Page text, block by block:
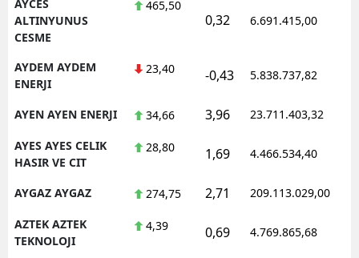
AYCES
ALTINYUNUS
CESME
465,50
0,32 6.691.415,00
AYDEM AYDEM
ENERJI
23,40 -0,43 5.838.737,82
AYEN AYEN ENERJI 34,66 3,96 23.711.403,32
AYES AYES CELIK
HASIR VE CIT
28,80 1,69 4.466.534,40
AYGAZ AYGAZ 274,75 2,71 209.113.029,00
AZTEK AZTEK
TEKNOLOJI
4,39 0,69 4.769.865,68